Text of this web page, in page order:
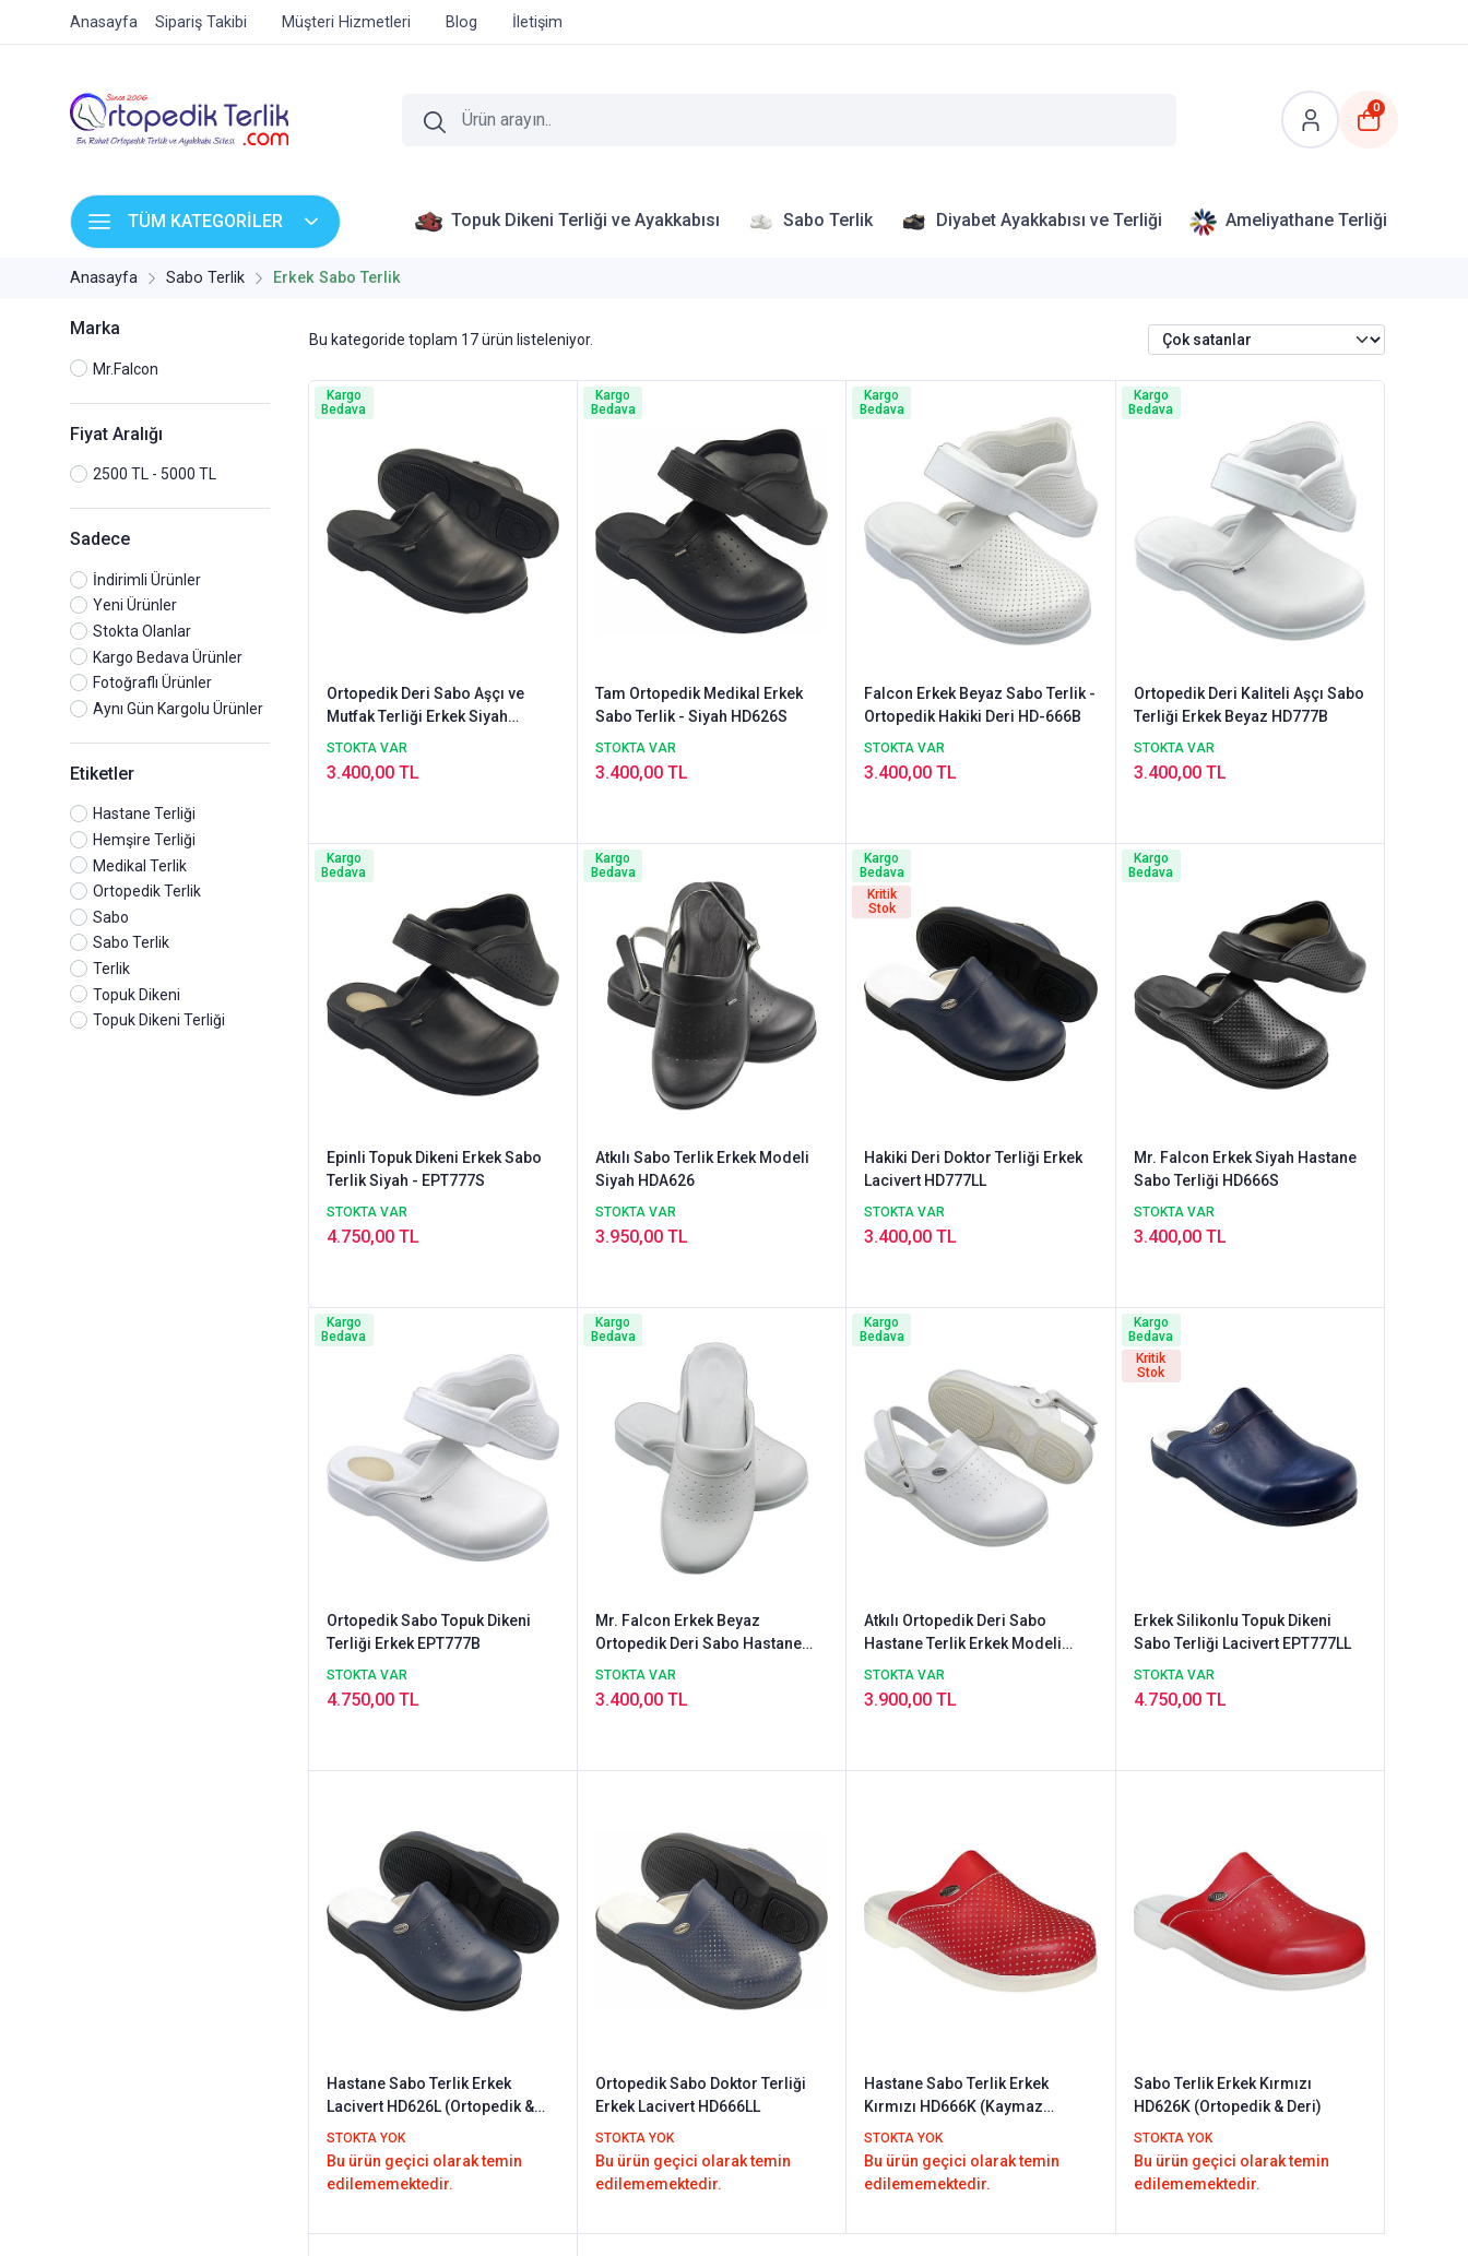
Anasayfa Sipariş Takibi Müşteri Hizmetleri Blog İletişim
0
TÜM KATEGORİLER Topuk Dikeni Terliği ve Ayakkabısı Sabo Terlik Diyabet Ayakkabısı ve Terliği Ameliyathane Terliği
Anasayfa Sabo Terlik Erkek Sabo Terlik
Marka
Mr.Falcon
Fiyat Aralığı
2500 TL - 5000 TL
Sadece
İndirimli Ürünler
Yeni Ürünler
Stokta Olanlar
Kargo Bedava Ürünler
Fotoğraflı Ürünler
Aynı Gün Kargolu Ürünler
Etiketler
Hastane Terliği
Hemşire Terliği
Medikal Terlik
Ortopedik Terlik
Sabo
Sabo Terlik
Terlik
Topuk Dikeni
Topuk Dikeni Terliği
Bu kategoride toplam 17ürün listeleniyor.
Ortopedik Deri Sabo Aşçı ve
Mutfak Terliği Erkek Siyah
HD777S
STOKTA VAR
3.400,00 TL
Kargo
Bedava
Tam Ortopedik Medikal Erkek
Sabo Terlik - Siyah HD626S
STOKTA VAR
3.400,00 TL
Kargo
Bedava
Falcon Erkek Beyaz Sabo Terlik -
Ortopedik Hakiki Deri HD-666B
STOKTA VAR
3.400,00 TL
Kargo
Bedava
Ortopedik Deri Kaliteli Aşçı Sabo
Terliği Erkek Beyaz HD777B
STOKTA VAR
3.400,00 TL
Kargo
Bedava
Epinli Topuk Dikeni Erkek Sabo
Terlik Siyah - EPT777S
STOKTA VAR
4.750,00 TL
Kargo
Bedava
Atkılı Sabo Terlik Erkek Modeli
Siyah HDA626
STOKTA VAR
3.950,00 TL
Kargo
Bedava
Hakiki Deri Doktor Terliği Erkek
Lacivert HD777LL
STOKTA VAR
3.400,00 TL
Kargo
Bedava
Kritik
Stok
Mr. Falcon Erkek Siyah Hastane
Sabo Terliği HD666S
STOKTA VAR
3.400,00 TL
Kargo
Bedava
Ortopedik Sabo Topuk Dikeni
Terliği Erkek EPT777B
STOKTA VAR
4.750,00 TL
Kargo
Bedava
Mr. Falcon Erkek Beyaz
Ortopedik Deri Sabo Hastane
Terliği - HD626B
STOKTA VAR
3.400,00 TL
Kargo
Bedava
Atkılı Ortopedik Deri Sabo
Hastane Terlik Erkek Modeli
HDA626
STOKTA VAR
3.900,00 TL
Kargo
Bedava
Erkek Silikonlu Topuk Dikeni
Sabo Terliği Lacivert EPT777LL
STOKTA VAR
4.750,00 TL
Kargo
Bedava
Kritik
Stok
Hastane Sabo Terlik Erkek
Lacivert HD626L (Ortopedik &
Deri)
STOKTA YOK
Bu ürün geçici olarak temin
edilememektedir.
Ortopedik Sabo Doktor Terliği
Erkek Lacivert HD666LL
STOKTA YOK
Bu ürün geçici olarak temin
edilememektedir.
Hastane Sabo Terlik Erkek
Kırmızı HD666K (Kaymaz
Tasarım Taban)
STOKTA YOK
Bu ürün geçici olarak temin
edilememektedir.
Sabo Terlik Erkek Kırmızı
HD626K (Ortopedik & Deri)
STOKTA YOK
Bu ürün geçici olarak temin
edilememektedir.